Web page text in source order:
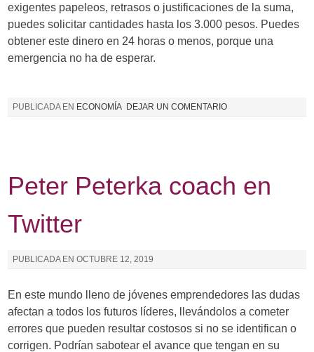
exigentes papeleos, retrasos o justificaciones de la suma,
puedes solicitar cantidades hasta los 3.000 pesos. Puedes
obtener este dinero en 24 horas o menos, porque una
emergencia no ha de esperar.
PUBLICADA EN ECONOMÍA DEJAR UN COMENTARIO
Peter Peterka coach en
Twitter
PUBLICADA ENOCTUBRE 12, 2019
En este mundo lleno de jóvenes emprendedores las dudas
afectan a todos los futuros líderes, llevándolos a cometer
errores que pueden resultar costosos si no se identifican o
corrigen. Podrían sabotear el avance que tengan en su